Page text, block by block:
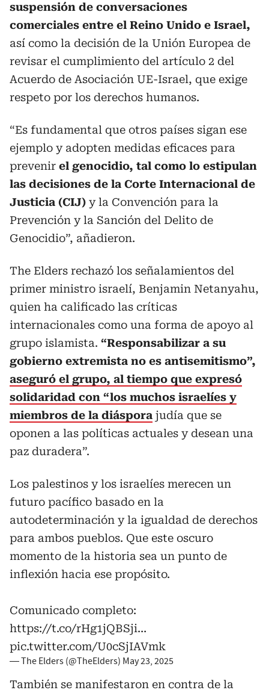
suspensión de conversaciones
comerciales entre el Reino Unido e Israel,
así como la decisión de la Unión Europea de
revisar el cumplimiento del artículo 2 del
Acuerdo de Asociación UE-Israel, que exige
respeto por los derechos humanos.
“Es fundamental que otros países sigan ese
ejemplo y adopten medidas eficaces para
prevenir el genocidio, tal como lo estipulan
las decisiones de la Corte Internacional de
Justicia (CIJ) y la Convención para la
Prevención y la Sanción del Delito de
Genocidio”, añadieron.
The Elders rechazó los señalamientos del
primer ministro israelí, Benjamin Netanyahu,
quien ha calificado las críticas
internacionales como una forma de apoyo al
grupo islamista. “Responsabilizar a su
gobierno extremista no es antisemitismo”,
aseguró el grupo, al tiempo que expresó
solidaridad con “los muchos israelíes y
miembros de la diáspora judía que se
oponen a las políticas actuales y desean una
paz duradera”.
Los palestinos y los israelíes merecen un
futuro pacífico basado en la
autodeterminación y la igualdad de derechos
para ambos pueblos. Que este oscuro
momento de la historia sea un punto de
inflexión hacia ese propósito.
Comunicado completo:
https://t.co/rHg1jQBSji…
pic.twitter.com/U0cSjIAVmk
— The Elders (@TheElders) May 23, 2025
También se manifestaron en contra de la